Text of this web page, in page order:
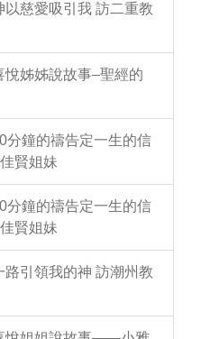
慈愛吸引我 訪二重教
姊姊說故事–聖經的
分鐘的禱告定一生的信
賢姐妹
分鐘的禱告定一生的信
賢姐妹
引領我的神 訪潮州教